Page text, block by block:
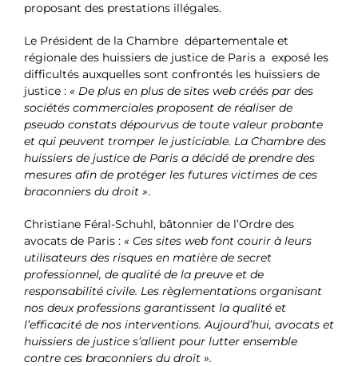
proposant des prestations illégales.
Le Président de la Chambre départementale et
régionale des huissiers de justice de Paris a exposé les
difficultés auxquelles sont confrontés les huissiers de
justice : « De plus en plus de sites web créés par des
sociétés commerciales proposent de réaliser de
pseudo constats dépourvus de toute valeur probante
et qui peuvent tromper le justiciable. La Chambre des
huissiers de justice de Paris a décidé de prendre des
mesures afin de protéger les futures victimes de ces
braconniers du droit ».
Christiane Féral-Schuhl, bâtonnier de l’Ordre des
avocats de Paris : « Ces sites web font courir à leurs
utilisateurs des risques en matière de secret
professionnel, de qualité de la preuve et de
responsabilité civile. Les règlementations organisant
nos deux professions garantissent la qualité et
l’efficacité de nos interventions. Aujourd’hui, avocats et
huissiers de justice s’allient pour lutter ensemble
contre ces braconniers du droit ».